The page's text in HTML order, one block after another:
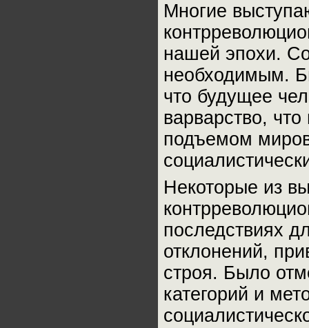
Многие
нашей эпохи.
необходимым.
что будущее
варварство,
подъемом
Некоторые из
последствиях
отклонений,
строя. Было
категорий и